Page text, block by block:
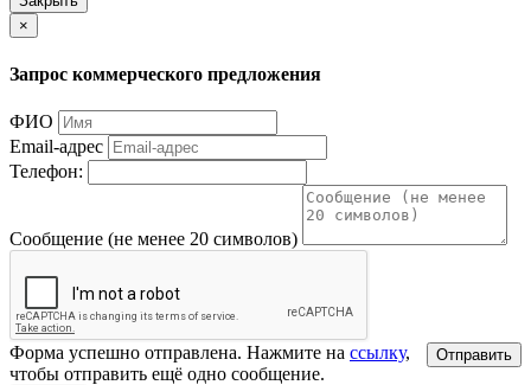
×
Запрос коммерческого предложения
ФИО
Email-адрес
Телефон:
Сообщение (не менее 20 символов)
Отправить
Форма успешно отправлена. Нажмите на ссылку,
чтобы отправить ещё одно сообщение.